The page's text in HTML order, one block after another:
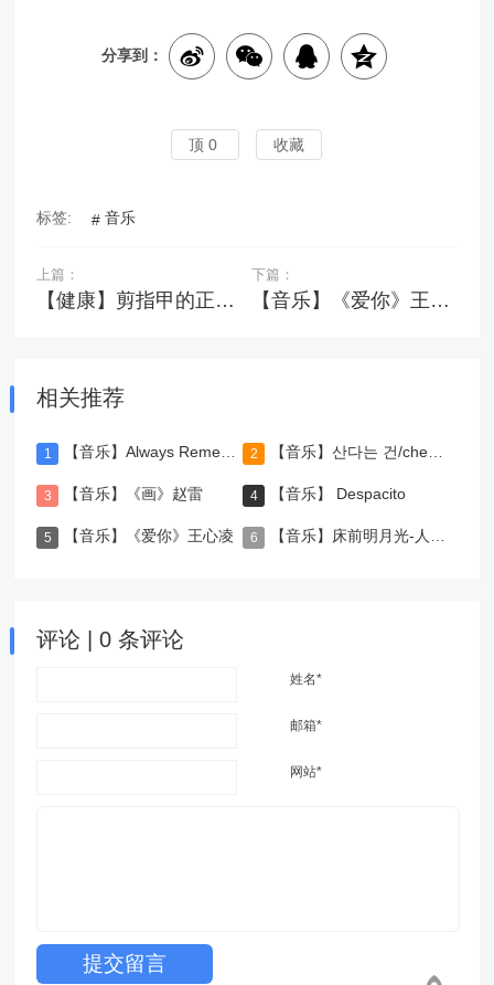
分享到：
顶 0 收藏
标签: 音乐
上篇：
【健康】剪指甲的正确方法，多久剪一次合适
下篇：
【音乐】《爱你》王心凌
相关推荐
【音乐】Always Remember Us This Way-Lady Gaga 【音乐】산다는 건/cheer up
【音乐】《画》赵雷 【音乐】 Despacito
【音乐】《爱你》王心凌 【音乐】床前明月光-人工卫星
评论 | 0 条评论
姓名*
邮箱*
网站*